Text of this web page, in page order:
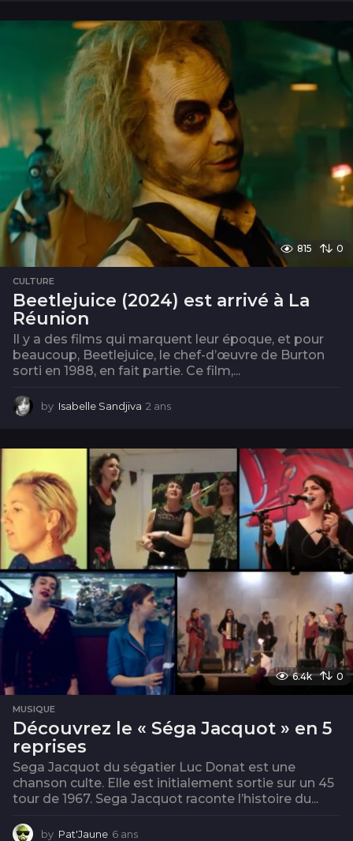
s
815 0
CULTURE
Beetlejuice (2024) est arrivé à La
Réunion
Il y a des films qui marquent leur époque, et pour
beaucoup, Beetlejuice, le chef-d’œuvre de Burton
sorti en 1988, en fait partie. Ce film,...
by Isabelle Sandjiva 2 ans
s
6.4k 0
MUSIQUE
Découvrez le « Séga Jacquot » en 5
reprises
Sega Jacquot du ségatier Luc Donat est une
chanson culte. Elle est initialement sortie sur un 45
tour de 1967. Sega Jacquot raconte l’histoire du...
by Pat'Jaune 6 ans